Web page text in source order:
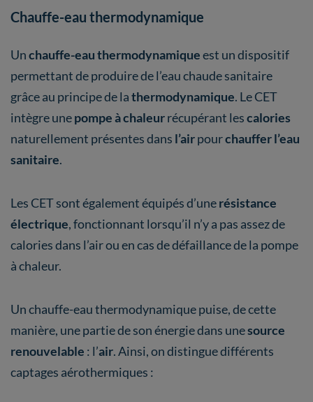
Chauffe-eau thermodynamique
Unchauffe-eau thermodynamiqueest un dispositif
permettant de produire de l’eau chaude sanitaire
grâce au principe de lathermodynamique. Le CET
intègre unepompe à chaleurrécupérant lescalories
naturellement présentes dans l’airpourchauffer l’eau
sanitaire.
Les CET sont également équipés d’unerésistance
électrique, fonctionnant lorsqu’il n’y a pas assez de
calories dans l’air ou en cas de défaillance de la pompe
à chaleur.
Un chauffe-eau thermodynamique puise, de cette
manière, une partie de son énergie dans unesource
renouvelable : l’air. Ainsi, on distingue différents
captages aérothermiques :